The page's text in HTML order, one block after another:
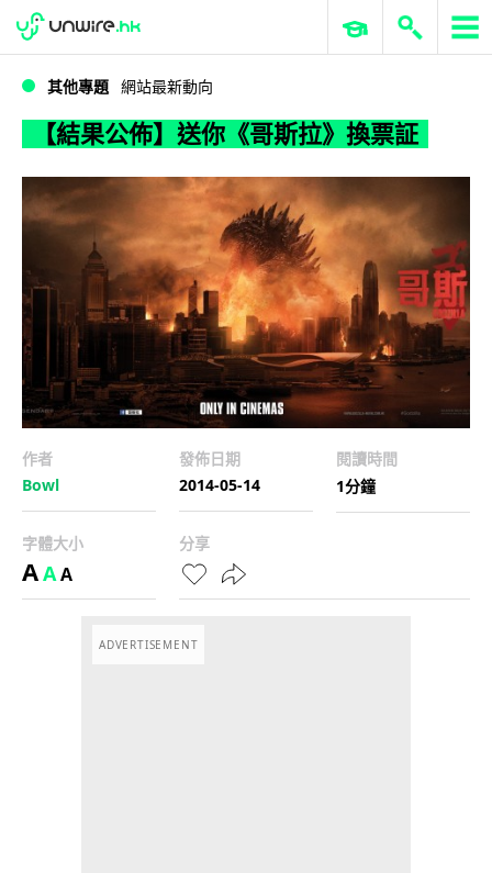
【結果公佈】送你《哥斯拉》換票証
WWDC 2026 ERP 與商業 AI
其他專題 網站最新動向
【結果公佈】送你《哥斯拉》換票証
作者
Bowl
發佈日期
2014-05-14
閱讀時間
1分鐘
字體大小
AAA
分享
ADVERTISEMENT